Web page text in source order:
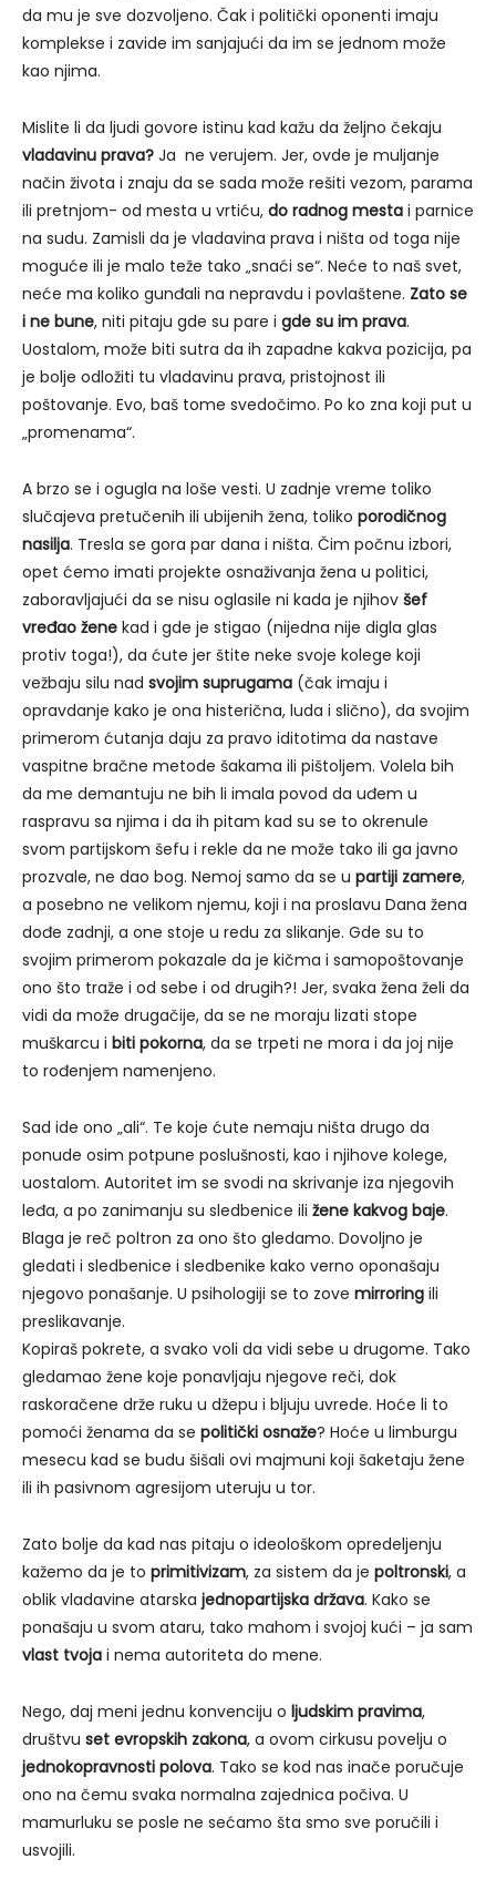
da mu je sve dozvoljeno. Čak i politički oponenti imaju
komplekse i zavide im sanjajući da im se jednom može
kao njima.
Mislite li da ljudi govore istinu kad kažu da željno čekaju
vladavinu prava? Ja ne verujem. Jer, ovde je muljanje
način života i znaju da se sada može rešiti vezom, parama
ili pretnjom- od mesta u vrtiću, do radnog mesta i parnice
na sudu. Zamisli da je vladavina prava i ništa od toga nije
moguće ili je malo teže tako „snaći se“. Neće to naš svet,
neće ma koliko gunđali na nepravdu i povlaštene. Zato se
i ne bune, niti pitaju gde su pare i gde su im prava.
Uostalom, može biti sutra da ih zapadne kakva pozicija, pa
je bolje odložiti tu vladavinu prava, pristojnost ili
poštovanje. Evo, baš tome svedočimo. Po ko zna koji put u
„promenama“.
A brzo se i ogugla na loše vesti. U zadnje vreme toliko
slučajeva pretučenih ili ubijenih žena, toliko porodičnog
nasilja. Tresla se gora par dana i ništa. Čim počnu izbori,
opet ćemo imati projekte osnaživanja žena u politici,
zaboravljajući da se nisu oglasile ni kada je njihov šef
vređao žene kad i gde je stigao (nijedna nije digla glas
protiv toga!), da ćute jer štite neke svoje kolege koji
vežbaju silu nad svojim suprugama (čak imaju i
opravdanje kako je ona histerična, luda i slično), da svojim
primerom ćutanja daju za pravo iditotima da nastave
vaspitne bračne metode šakama ili pištoljem. Volela bih
da me demantuju ne bih li imala povod da uđem u
raspravu sa njima i da ih pitam kad su se to okrenule
svom partijskom šefu i rekle da ne može tako ili ga javno
prozvale, ne dao bog. Nemoj samo da se u partiji zamere,
a posebno ne velikom njemu, koji i na proslavu Dana žena
dođe zadnji, a one stoje u redu za slikanje. Gde su to
svojim primerom pokazale da je kičma i samopoštovanje
ono što traže i od sebe i od drugih?! Jer, svaka žena želi da
vidi da može drugačije, da se ne moraju lizati stope
muškarcu i biti pokorna, da se trpeti ne mora i da joj nije
to rođenjem namenjeno.
Sad ide ono „ali“. Te koje ćute nemaju ništa drugo da
ponude osim potpune poslušnosti, kao i njihove kolege,
uostalom. Autoritet im se svodi na skrivanje iza njegovih
leđa, a po zanimanju su sledbenice ili žene kakvog baje.
Blaga je reč poltron za ono što gledamo. Dovoljno je
gledati i sledbenice i sledbenike kako verno oponašaju
njegovo ponašanje. U psihologiji se to zove mirroring ili
preslikavanje.
Kopiraš pokrete, a svako voli da vidi sebe u drugome. Tako
gledamao žene koje ponavljaju njegove reči, dok
raskoračene drže ruku u džepu i bljuju uvrede. Hoće li to
pomoći ženama da se politički osnaže? Hoće u limburgu
mesecu kad se budu šišali ovi majmuni koji šaketaju žene
ili ih pasivnom agresijom uteruju u tor.
Zato bolje da kad nas pitaju o ideološkom opredeljenju
kažemo da je to primitivizam, za sistem da je poltronski, a
oblik vladavine atarska jednopartijska država. Kako se
ponašaju u svom ataru, tako mahom i svojoj kući – ja sam
vlast tvoja i nema autoriteta do mene.
Nego, daj meni jednu konvenciju o ljudskim pravima,
društvu set evropskih zakona, a ovom cirkusu povelju o
jednokopravnosti polova. Tako se kod nas inače poručuje
ono na čemu svaka normalna zajednica počiva. U
mamurluku se posle ne sećamo šta smo sve poručili i
usvojili.